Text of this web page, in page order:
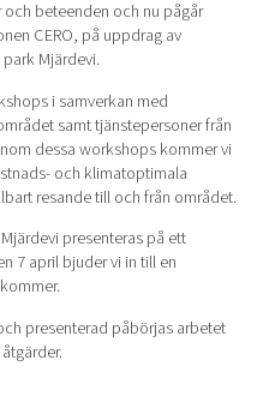
beteenden och nu pågår
CERO, på uppdrag av
Mjärdevi.
i samverkan med
samt tjänstepersoner från
dessa workshops kommer vi
och klimatoptimala
resande till och från området.
presenteras på ett
7 april bjuder vi in till en
presenterad påbörjas arbetet